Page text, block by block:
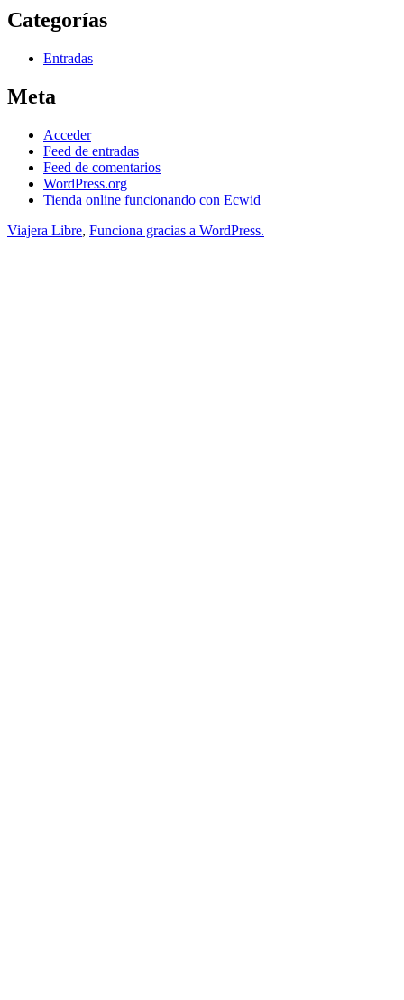
Categorías
Entradas
Meta
Acceder
Feed de entradas
Feed de comentarios
WordPress.org
Tienda online funcionando con Ecwid
Viajera Libre, Funciona gracias a WordPress.